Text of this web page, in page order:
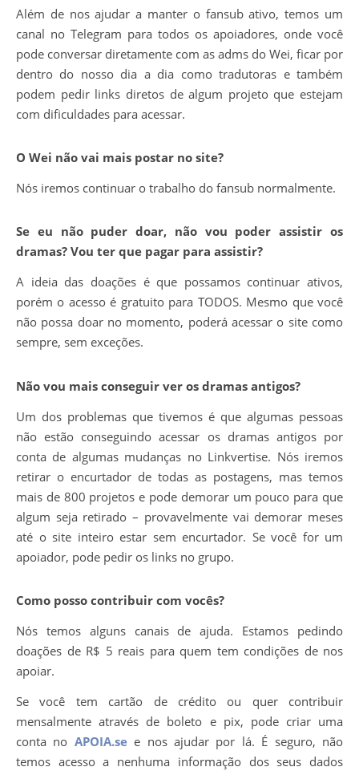
Além de nos ajudar a manter o fansub ativo, temos um
canal no Telegram para todos os apoiadores, onde você
pode conversar diretamente com as adms do Wei, ficar por
dentro do nosso dia a dia como tradutoras e também
podem pedir links diretos de algum projeto que estejam
com dificuldades para acessar.
O Wei não vai mais postar no site?
Nós iremos continuar o trabalho do fansub normalmente.
Se eu não puder doar, não vou poder assistir os
dramas? Vou ter que pagar para assistir?
A ideia das doações é que possamos continuar ativos,
porém o acesso é gratuito para TODOS. Mesmo que você
não possa doar no momento, poderá acessar o site como
sempre, sem exceções.
Não vou mais conseguir ver os dramas antigos?
Um dos problemas que tivemos é que algumas pessoas
não estão conseguindo acessar os dramas antigos por
conta de algumas mudanças no Linkvertise. Nós iremos
retirar o encurtador de todas as postagens, mas temos
mais de 800 projetos e pode demorar um pouco para que
algum seja retirado – provavelmente vai demorar meses
até o site inteiro estar sem encurtador. Se você for um
apoiador, pode pedir os links no grupo.
Como posso contribuir com vocês?
Nós temos alguns canais de ajuda. Estamos pedindo
doações de R$ 5 reais para quem tem condições de nos
apoiar.
Se você tem cartão de crédito ou quer contribuir
mensalmente através de boleto e pix, pode criar uma
conta no APOIA.see nos ajudar por lá. É seguro, não
temos acesso a nenhuma informação dos seus dados